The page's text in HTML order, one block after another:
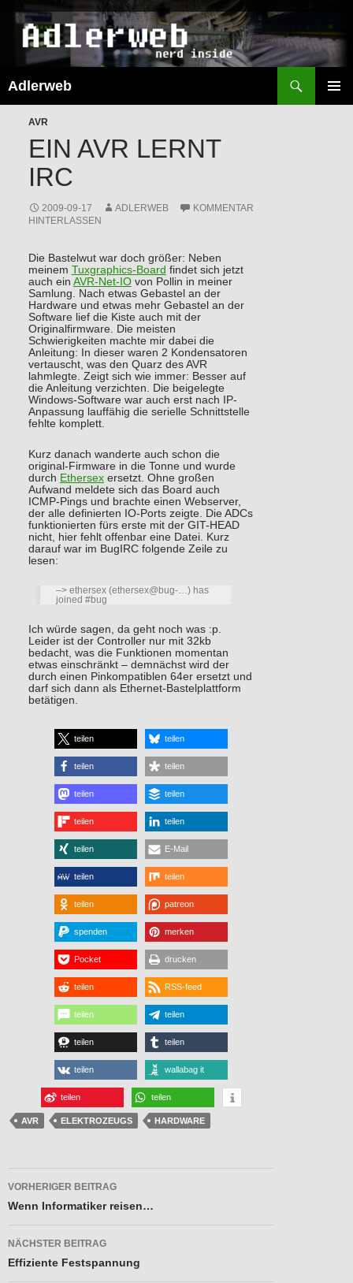
Adlerweb
SPRINGEN
AVR
EIN AVR LERNT
IRC
2009-09-17 ADLERWEB
KOMMENTAR
HINTERLASSEN
Die Bastelwut war doch größer: Neben
meinem Tuxgraphics-Board findet sich jetzt
auch ein AVR-Net-IOvon Pollin in meiner
Samlung. Nach etwas Gebastel an der
Hardware und etwas mehr Gebastel an der
Software lief die Kiste auch mit der
Originalfirmware. Die meisten
Schwierigkeiten machte mir dabei die
Anleitung: In dieser waren 2 Kondensatoren
vertauscht, was den Quarz des AVR
lahmlegte. Zeigt sich wie immer: Besser auf
die Anleitung verzichten. Die beigelegte
Windows-Software war auch erst nach IP-
Anpassung lauffähig die serielle Schnittstelle
fehlte komplett.
Kurz danach wanderte auch schon die
original-Firmware in die Tonne und wurde
durch Ethersexersetzt. Ohne großen
Aufwand meldete sich das Board auch
ICMP-Pings und brachte einen Webserver,
der alle definierten IO-Ports zeigte. Die ADCs
funktionierten fürs erste mit der GIT-HEAD
nicht, hier fehlt offenbar eine Datei. Kurz
darauf war im BugIRC folgende Zeile zu
lesen:
–> ethersex (ethersex@bug-…) has
joined #bug
Ich würde sagen, da geht noch was :p.
Leider ist der Controller nur mit 32kb
bedacht, was die Funktionen momentan
etwas einschränkt – demnächst wird der
durch einen Pinkompatiblen 64er ersetzt und
darf sich dann als Ethernet-Bastelplattform
betätigen.
teilen teilen
teilen teilen
teilen teilen
teilen teilen
teilen E-Mail
teilen teilen
teilen patreon
spenden merken
Pocket drucken
teilen RSS-feed
teilen teilen
teilen teilen
teilen wallabag it
teilen teilen
AVR ELEKTROZEUGS HARDWARE
Beitragsnavigation
VORHERIGER BEITRAG
Wenn Informatiker reisen…
NÄCHSTER BEITRAG
Effiziente Festspannung